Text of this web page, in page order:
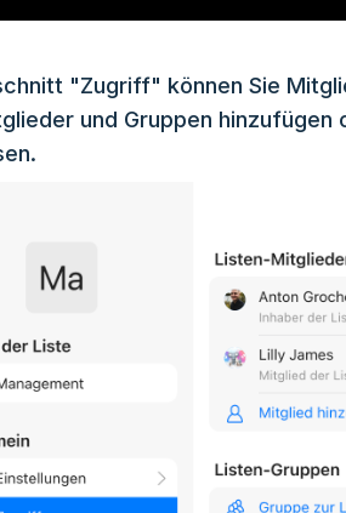
"Zugriff" können Sie
und Gruppen